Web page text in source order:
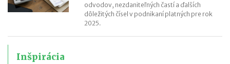
odvodov, nezdaniteľných častí a ďalších
dôležitých čísel v podnikaní platných pre rok
2025.
Inšpirácia